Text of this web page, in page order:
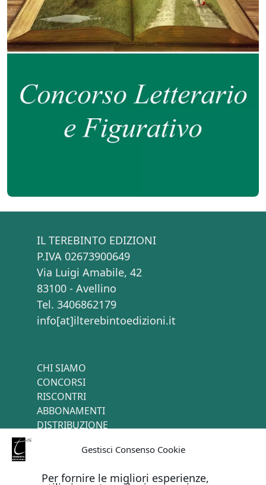
Gestisci Consenso Cookie
Per fornire le migliori esperienze,
IL TEREBINTO EDIZIONI
P.IVA 02673900649
Via Luigi Amabile, 42
83100 - Avellino
Tel. 3406862179
info[at]ilterebintoedizioni.it
CHI SIAMO
CONCORSI
RISCONTRI
ABBONAMENTI
DISTRIBUZIONE